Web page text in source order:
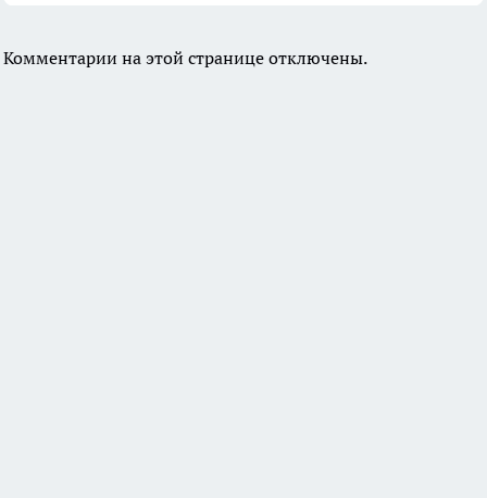
Комментарии на этой странице отключены.